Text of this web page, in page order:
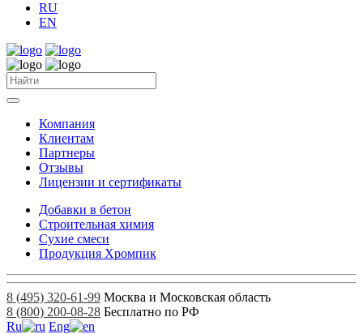
RU
EN
Компания
Клиентам
Партнеры
Отзывы
Лицензии и сертификаты
Добавки в бетон
Строительная химия
Сухие смеси
Продукция Хромпик
8 (495) 320-61-99 Москва и Московская область
8 (800) 200-08-28 Бесплатно по РФ
Ru
Eng